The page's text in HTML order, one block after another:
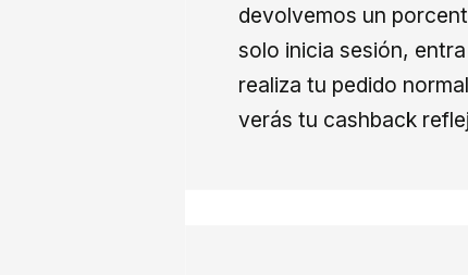
devolvemos un
solo inicia sesión,
realiza tu pedido
verás tu cashback